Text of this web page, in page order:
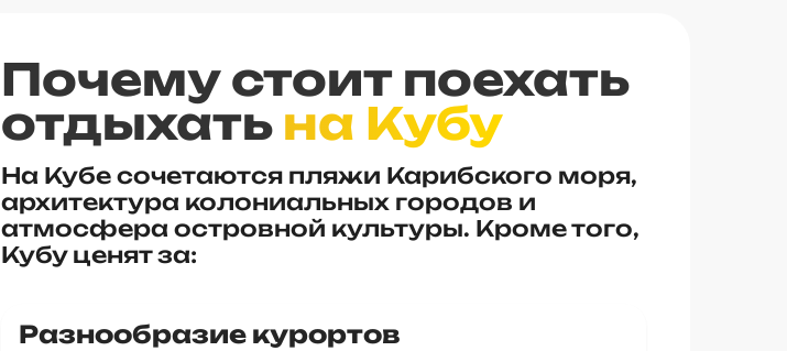
Почему стоит поехать
отдыхать на Кубу
На Кубе сочетаются пляжи Карибского моря,
архитектура колониальных городов и
атмосфера островной культуры. Кроме того,
Кубу ценят за:
Разнообразие курортов